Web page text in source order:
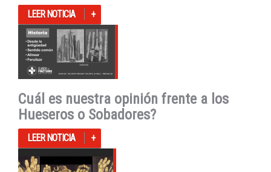
LEER NOTICIA
Cuál es nuestra opinión frente a los
Hueseros o Sobadores?
LEER NOTICIA